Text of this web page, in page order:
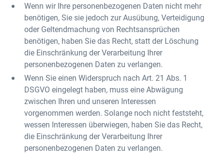
Wenn wir Ihre personenbezogenen Daten nicht mehr
benötigen, Sie sie jedoch zur Ausübung, Verteidigung
oder Geltendmachung von Rechtsansprüchen
benötigen, haben Sie das Recht, statt der Löschung
die Einschränkung der Verarbeitung Ihrer
personenbezogenen Daten zu verlangen.
Wenn Sie einen Widerspruch nach Art. 21 Abs. 1
DSGVO eingelegt haben, muss eine Abwägung
zwischen Ihren und unseren Interessen
vorgenommen werden. Solange noch nicht feststeht,
wessen Interessen überwiegen, haben Sie das Recht,
die Einschränkung der Verarbeitung Ihrer
personenbezogenen Daten zu verlangen.